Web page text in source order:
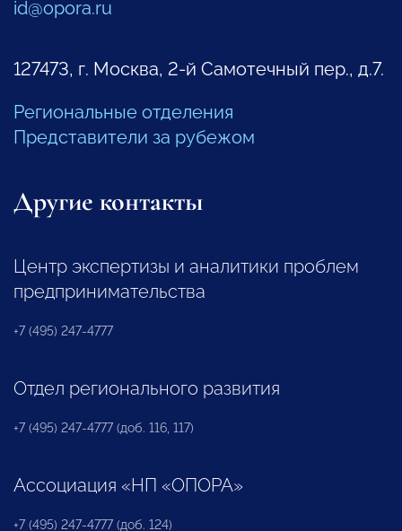
id@opora.ru
127473, г. Москва, 2-й Самотечный пер., д.7.
Региональные отделения
Представители за рубежом
Другие контакты
Центр экспертизы и аналитики проблем
предпринимательства
+7 (495) 247-4777
Отдел регионального развития
+7 (495) 247-4777 (доб. 116, 117)
Ассоциация «НП «ОПОРА»
+7 (495) 247-4777 (доб. 124)